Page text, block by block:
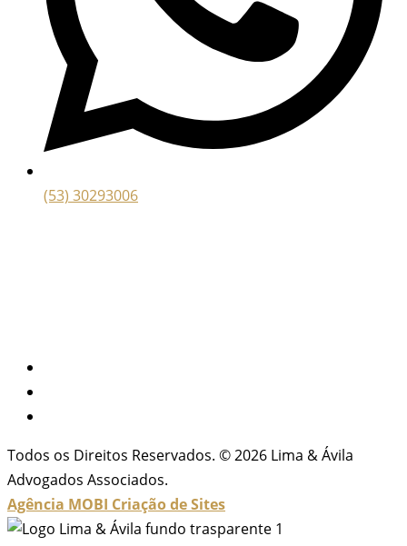
(53) 30293006
Todos os Direitos Reservados. © 2026 Lima & Ávila
Advogados Associados.
Agência MOBI Criação de Sites